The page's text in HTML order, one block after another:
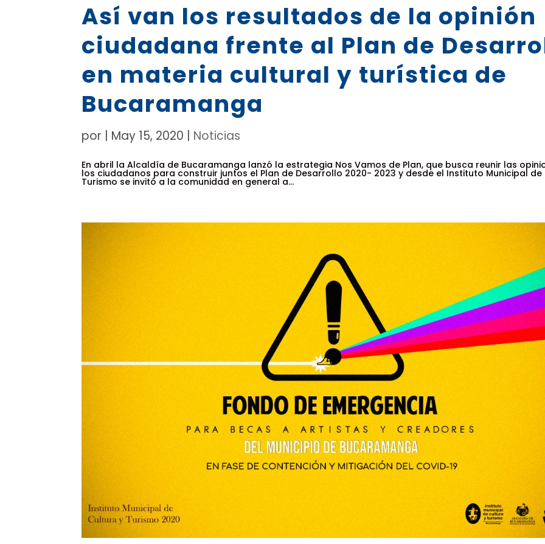
Así van los resultados de la opinión
ciudadana frente al Plan de
en materia cultural y turística de
Bucaramanga
por May 15, 2020 Noticias
En abril la Alcaldía de Bucaramanga lanzó la estrategia Nos Vamos de Plan, que busca reunir las
los ciudadanos para construir juntos el Plan de Desarrollo 2020- 2023 y desde el Instituto Municipal de
Turismo se invitó a la comunidad en general a...